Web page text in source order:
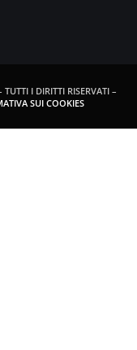
I DIRITTI RISERVATI –
SUI COOKIES